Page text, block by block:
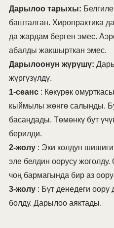
Дарылоо тарыхы:
башталган. Хиропрактика
да жардам берген эмес.
абалды жакшырткан эмес.
Дарылоонун жүрүшү:
жүргүзүлдү.
1-сеанс: Көкүрөк
кыймылы жөнгө салынды.
басаңдады. Төмөнкү бут
берилди.
2-жолу: Эки колдун
эле белдин оорусу жоголду.
чоң бармагында бир аз
3-жолу: Бүт денедеги оору
болду. Дарылоо аяктады.